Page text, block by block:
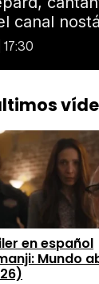
canal
en español
Mundo